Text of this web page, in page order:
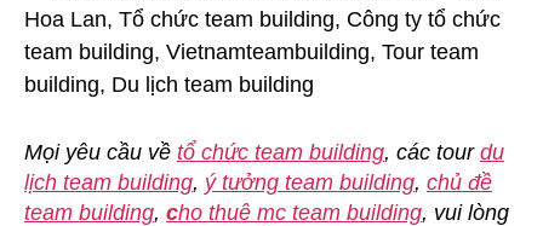
Mọi yêu cầu về tổ chức team building, các tour du
lịch team building, ý tưởng team building, chủ đề
team building, cho thuê mc team building, vui lòng